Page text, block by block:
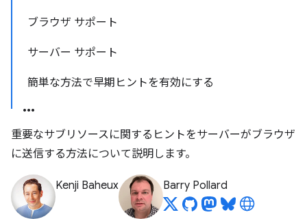
ブラウザ サポート
サーバー サポート
簡単な方法で早期ヒントを有効にする
重要なサブリソースに関するヒントをサーバーがブラウザ
に送信する方法について説明します。
Kenji Baheux Barry Pollard